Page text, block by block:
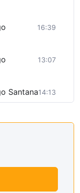
16:39
13:07
Santana14:13